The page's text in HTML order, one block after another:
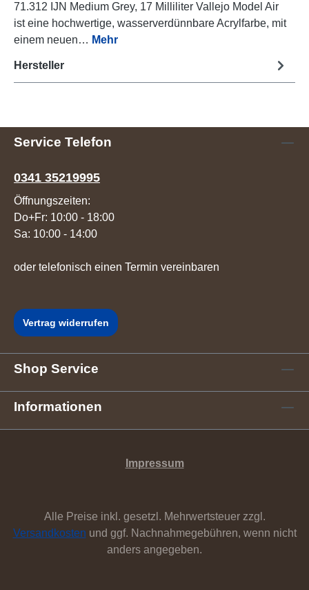
71.312 IJN Medium Grey, 17 Milliliter Vallejo Model Air
ist eine hochwertige, wasserverdünnbare Acrylfarbe, mit
einem neuen… Mehr
Hersteller
Service Telefon
0341 35219995
Öffnungszeiten:
Do+Fr: 10:00 - 18:00
Sa: 10:00 - 14:00
oder telefonisch einen Termin vereinbaren
Vertrag widerrufen
Shop Service
Informationen
Impressum
Alle Preise inkl. gesetzl. Mehrwertsteuer zzgl.
Versandkosten und ggf. Nachnahmegebühren, wenn nicht
anders angegeben.